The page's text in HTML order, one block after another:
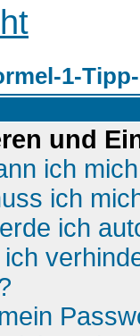
1-
und
ich
ich
ich